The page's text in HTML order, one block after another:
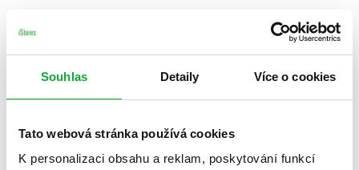
Souhlas Detaily Více o cookies
Tato webová stránka používá cookies
K personalizaci obsahu a reklam, poskytování funkcí